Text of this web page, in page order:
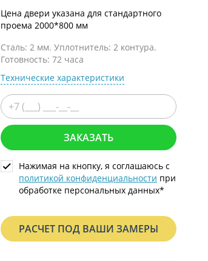
Цена двери указана для стандартного
проема 2000*800 мм
Сталь: 2 мм. Уплотнитель: 2 контура.
Готовность: 72 часа
Технические характеристики
ЗАКАЗАТЬ
Нажимая на кнопку, я соглашаюсь с
политикой конфиденциальности при
обработке персональных данных*
РАСЧЕТ ПОД ВАШИ ЗАМЕРЫ